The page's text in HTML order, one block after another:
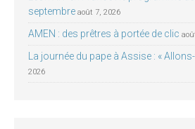
septembre août 7, 2026
AMEN : des prêtres à portée de clic
La journée du pape à Assise : « Allons-
2026